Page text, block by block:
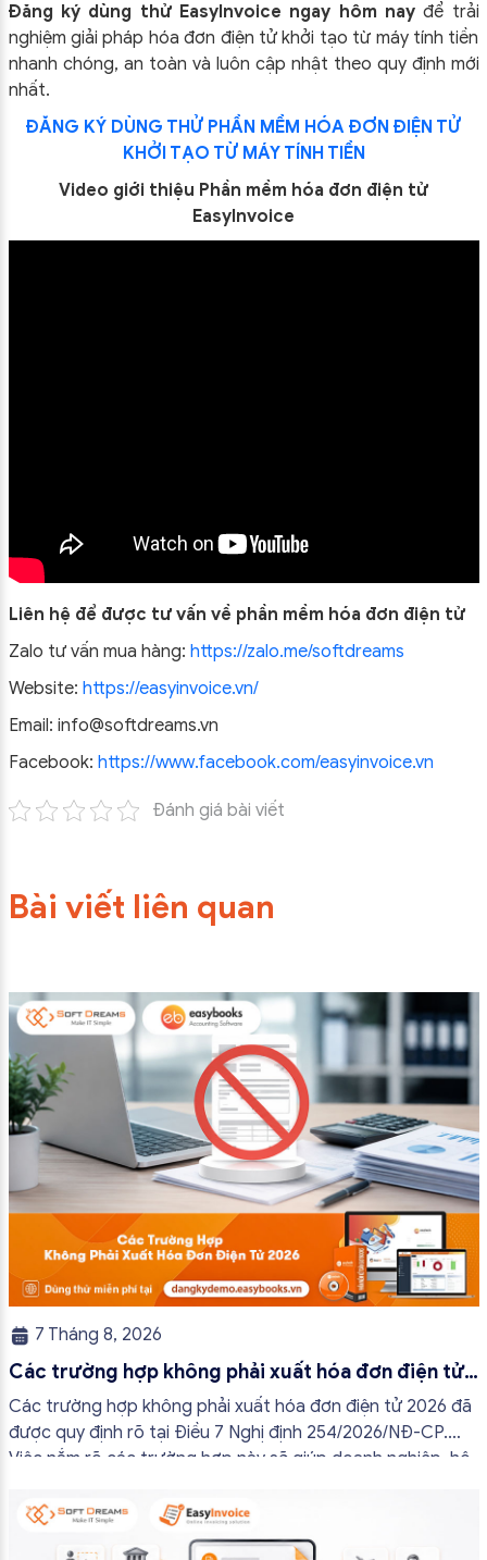
Đăng ký dùng thử EasyInvoice ngay hôm nayđể trải
nghiệm giải pháp hóa đơn điện tử khởi tạo từ máy tính tiền
nhanh chóng, an toàn và luôn cập nhật theo quy định mới
nhất.
ĐĂNG KÝ DÙNG THỬ PHẦN MỀM HÓA ĐƠN ĐIỆN TỬ
KHỞI TẠO TỪ MÁY TÍNH TIỀN
Video giới thiệu Phần mềm hóa đơn điện tử
EasyInvoice
Liên hệ để được tư vấn về phần mềm hóa đơn điện tử
Zalo tư vấn mua hàng: https://zalo.me/softdreams
Website: https://easyinvoice.vn/
Email: info@softdreams.vn
Facebook: https://www.facebook.com/easyinvoice.vn
Đánh giá bài viết
Bài viết liên quan
7 Tháng 8, 2026
Các trường hợp không phải xuất hóa đơn điện tử
2026
Các trường hợp không phải xuất hóa đơn điện tử 2026 đã
được quy định rõ tại Điều 7 Nghị định 254/2026/NĐ-CP.
Việc nắm rõ các trường hợp này sẽ giúp doanh nghiệp, hộ
tránh lập hóa đơn không cần thiết hoặc áp […]